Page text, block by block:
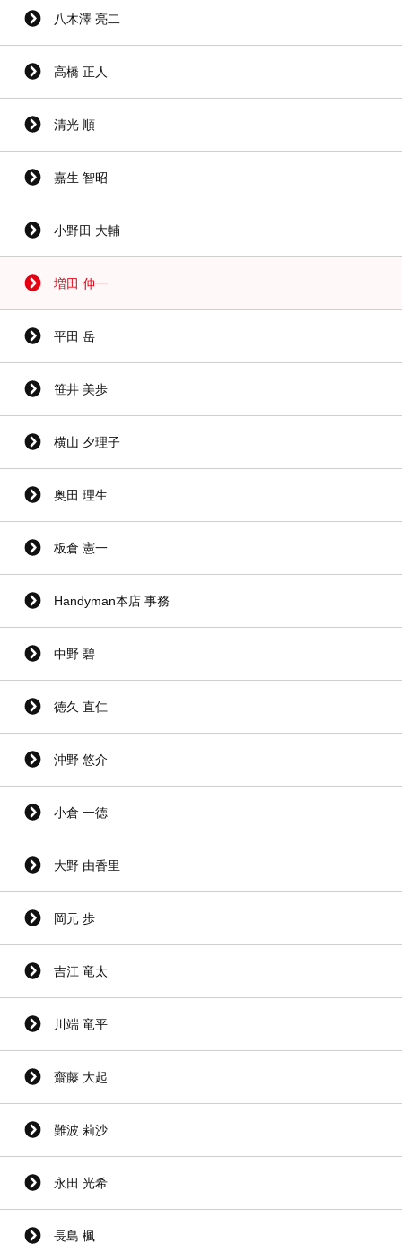
八木澤 亮二
高橋 正人
清光 順
嘉生 智昭
小野田 大輔
増田 伸一
平田 岳
笹井 美歩
横山 夕理子
奥田 理生
板倉 憲一
Handyman本店 事務
中野 碧
徳久 直仁
沖野 悠介
小倉 一徳
大野 由香里
岡元 歩
吉江 竜太
川端 竜平
齋藤 大起
難波 莉沙
永田 光希
長島 楓